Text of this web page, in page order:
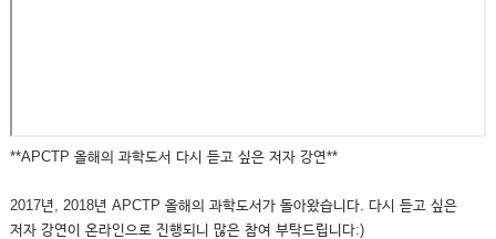
**APCTP 올해의 과학도서 다시 듣고 싶은 저자 강연**
2017년, 2018년 APCTP 올해의 과학도서가 돌아왔습니다. 다시 듣고 싶은
저자 강연이 온라인으로 진행되니 많은 참여 부탁드립니다:)